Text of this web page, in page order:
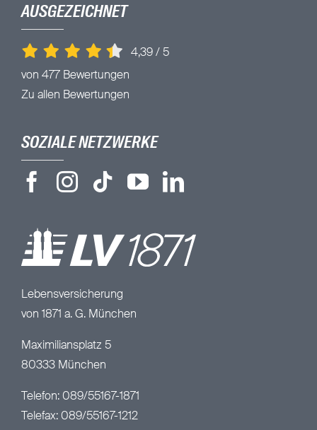
AUSGEZEICHNET
4,39/ 5
von 477 Bewertungen
Zu allen Bewertungen
SOZIALE NETZWERKE
Lebensversicherung
von 1871 a. G. München
Maximiliansplatz 5
80333 München
Telefon: 089/55167-1871
Telefax: 089/55167-1212